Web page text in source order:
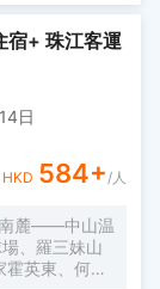
池有魚療
、檸檬池。
蒸、自生汗
接吸收各種
。
宿+ 珠江客運
日
HKD 584+ /人
南麓——中山温
、羅三妹山
英東、何鴻